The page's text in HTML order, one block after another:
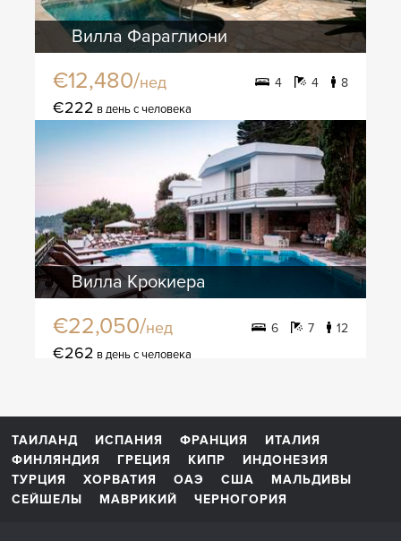
Вилла Фараглиони
€12,480/нед 4 4 8
€222 в день с человека
Вилла Крокиера
€22,050/нед 6 7 12
€262 в день с человека
ТАИЛАНД ИСПАНИЯ ФРАНЦИЯ
ИТАЛИЯ
ФИНЛЯНДИЯ
ГРЕЦИЯ КИПР
ИНДОНЕЗИЯ
ТУРЦИЯ
ХОРВАТИЯ ОАЭ США
МАЛЬДИВЫ
СЕЙШЕЛЫ
МАВРИКИЙ ЧЕРНОГОРИЯ